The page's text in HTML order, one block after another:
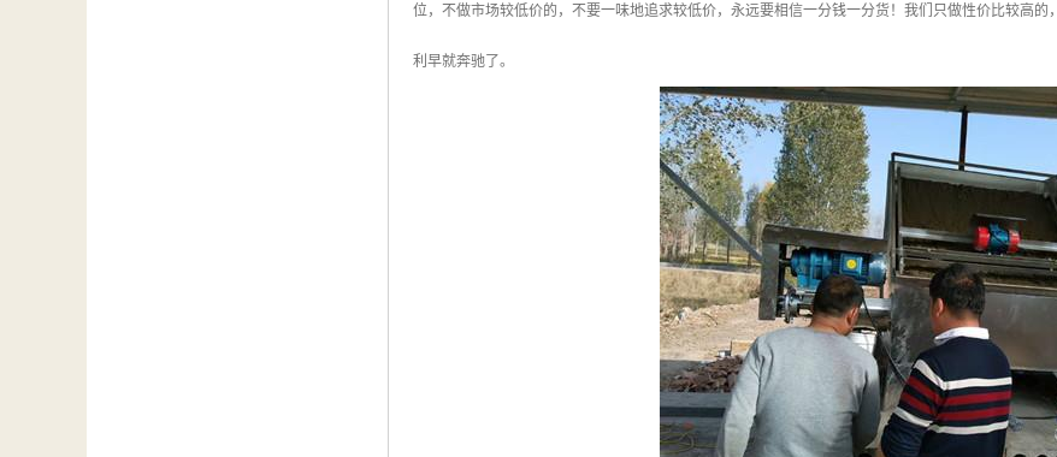
位，不做市场较低价的，不要一味地追求较低价，永远要相信一分钱一分货！我们只做性价比较高
利早就奔驰了。